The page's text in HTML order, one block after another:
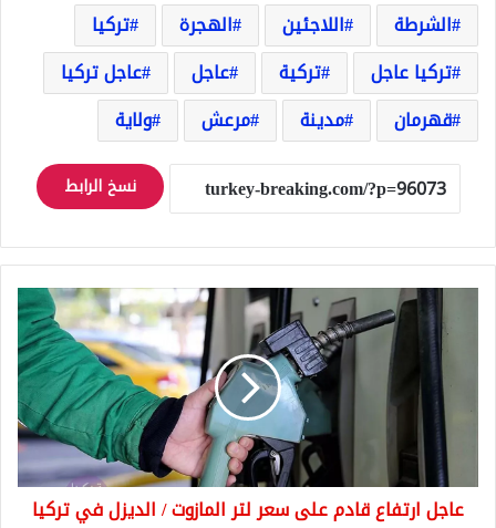
الشرطة
اللاجئين الهجرة
تركيا
تركيا عاجل
تركية عاجل
عاجل تركيا
قهرمان
مدينة مرعش ولاية
نسخ الرابط
لتر
المازوت
الديزل
فيعاجل ارتفاع قادم على سعر لتر المازوت / الديزل في تركيا